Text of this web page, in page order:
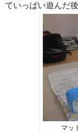
ていっぱい遊んだ
マッ